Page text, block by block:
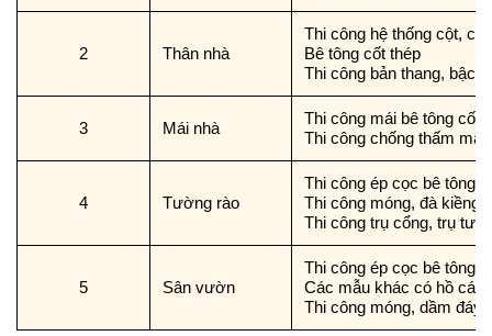
2 Thân nhà
Thi công hệ thống cột,
Bê tông cốt thép
Thi công bản thang, bậc
3 Mái nhà
Thi công mái bê tông cốt
Thi công chống thấm mái
4 Tường rào
Thi công ép cọc bê tông
Thi công móng, đà kiềng
Thi công trụ cổng, trụ
5 Sân vườn
Thi công ép cọc bê tông
Các mẫu khác có hồ cá
Thi công móng, dầm đáy